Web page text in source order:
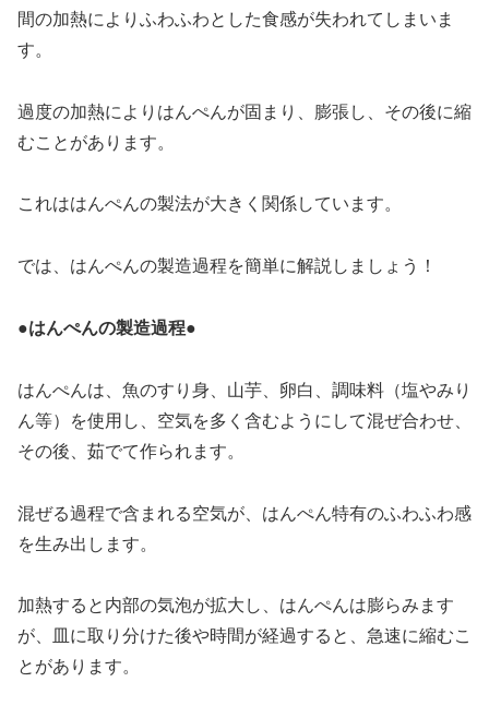
間の加熱によりふわふわとした食感が失われてしまいま
す。
過度の加熱によりはんぺんが固まり、膨張し、その後に縮
むことがあります。
これははんぺんの製法が大きく関係しています。
では、はんぺんの製造過程を簡単に解説しましょう！
●はんぺんの製造過程●
はんぺんは、魚のすり身、山芋、卵白、調味料（塩やみり
ん等）を使用し、空気を多く含むようにして混ぜ合わせ、
その後、茹でて作られます。
混ぜる過程で含まれる空気が、はんぺん特有のふわふわ感
を生み出します。
加熱すると内部の気泡が拡大し、はんぺんは膨らみます
が、皿に取り分けた後や時間が経過すると、急速に縮むこ
とがあります。